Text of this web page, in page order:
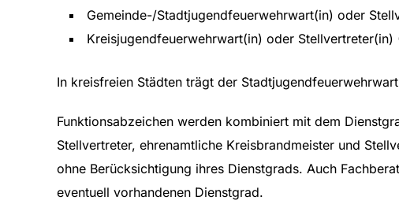
Gemeinde-/Stadtjugendfeuerwehrwart(in) oder
Kreisjugendfeuerwehrwart(in) oder
In kreisfreien Städten trägt der
Funktionsabzeichen werden kombiniert mit dem
Stellvertreter, ehrenamtliche Kreisbrandmeister und
ohne Berücksichtigung ihres Dienstgrads. Auch
eventuell vorhandenen Dienstgrad.